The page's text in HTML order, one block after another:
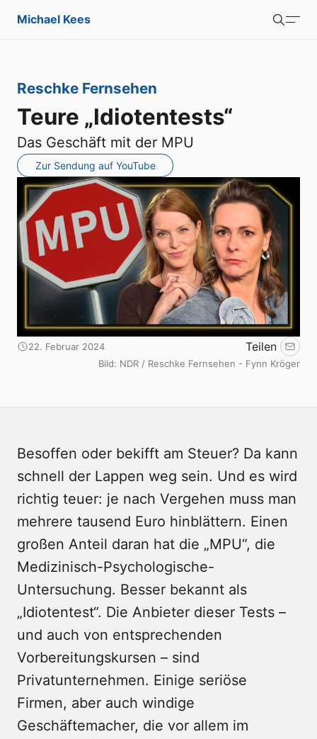
Michael Kees
Reschke Fernsehen
Teure „Idiotentests“
Das Geschäft mit der MPU
Zur Sendung auf YouTube
Bild: NDR / Reschke Fernsehen - Fynn Kröger
22. Februar 2024 Teilen
Besoffen oder bekifft am Steuer? Da kann
schnell der Lappen weg sein. Und es wird
richtig teuer: je nach Vergehen muss man
mehrere tausend Euro hinblättern. Einen
großen Anteil daran hat die „MPU“, die
Medizinisch-Psychologische-
Untersuchung. Besser bekannt als
„Idiotentest“. Die Anbieter dieser Tests –
und auch von entsprechenden
Vorbereitungskursen – sind
Privatunternehmen. Einige seriöse
Firmen, aber auch windige
Geschäftemacher, die vor allem im